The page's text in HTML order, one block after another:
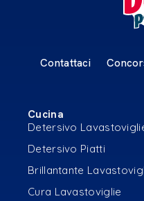
Contattaci
Cucina
Detersivo
Detersivo Piatti
Brillantante
Cura Lavastoviglie